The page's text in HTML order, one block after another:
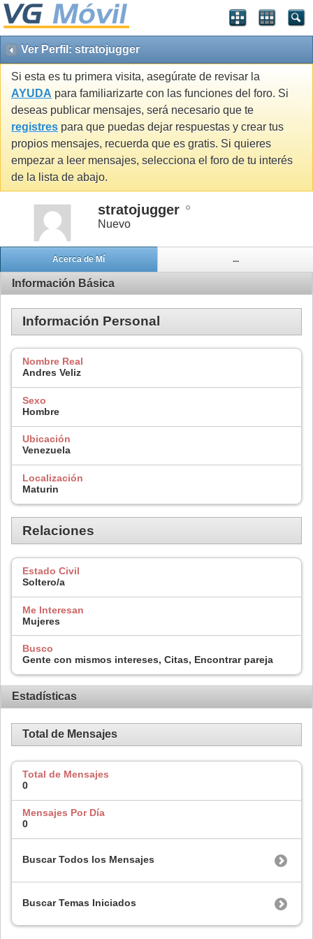
Ver Perfil: stratojugger
Si esta es tu primera visita, asegúrate de revisar la
AYUDA para familiarizarte con las funciones del foro. Si
deseas publicar mensajes, será necesario que te
registres para que puedas dejar respuestas y crear tus
propios mensajes, recuerda que es gratis. Si quieres
empezar a leer mensajes, selecciona el foro de tu interés
de la lista de abajo.
stratojugger
Nuevo
Acerca de Mí ...
Información Básica
Información Personal
Nombre Real
Andres Veliz
Sexo
Hombre
Ubicación
Venezuela
Localización
Maturin
Relaciones
Estado Civil
Soltero/a
Me Interesan
Mujeres
Busco
Gente con mismos intereses, Citas, Encontrar pareja
Estadísticas
Total de Mensajes
Total de Mensajes
0
Mensajes Por Día
0
Buscar Todos los Mensajes
Buscar Temas Iniciados